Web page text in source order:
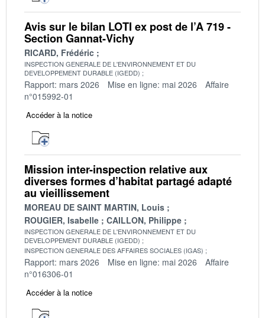
Avis sur le bilan LOTI ex post de l’A 719 -
Section Gannat-Vichy
RICARD, Frédéric
INSPECTION GENERALE DE L'ENVIRONNEMENT ET DU
DEVELOPPEMENT DURABLE (IGEDD)
Rapport: mars 2026 Mise en ligne: mai 2026
Affaire
n°015992-01
Accéder à la notice
Mission inter-inspection relative aux
diverses formes d’habitat partagé adapté
au vieillissement
MOREAU DE SAINT MARTIN, Louis
ROUGIER, Isabelle
CAILLON, Philippe
INSPECTION GENERALE DE L'ENVIRONNEMENT ET DU
DEVELOPPEMENT DURABLE (IGEDD)
INSPECTION GENERALE DES AFFAIRES SOCIALES (IGAS)
Rapport: mars 2026 Mise en ligne: mai 2026
Affaire
n°016306-01
Accéder à la notice